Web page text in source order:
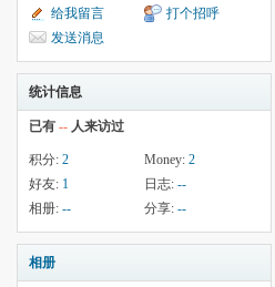
给我留言
打个招呼
发送消息
统计信息
已有 -- 人来访过
积分: 2 Money: 2
好友: 1 日志: --
相册: -- 分享: --
相册